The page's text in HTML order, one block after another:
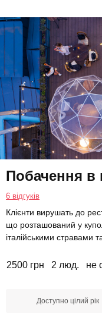
Побачення в
6 відгуків
Клієнти вирушать до
що розташований у
італійськими
2500 грн 2 люд. не
Доступно цілий рік